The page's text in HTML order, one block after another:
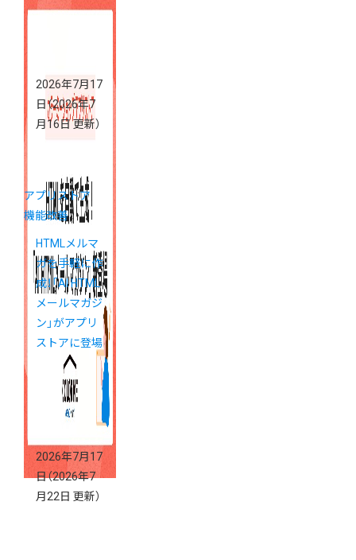
2026年7月17
日 （2026年7
月16日 更新）
アプリストア
機能改善
HTMLメルマ
ガを手軽に作
成！「AI HTML
メールマガジ
ン」がアプリ
ストアに登場
2026年7月17
日（2026年7
月22日 更新）